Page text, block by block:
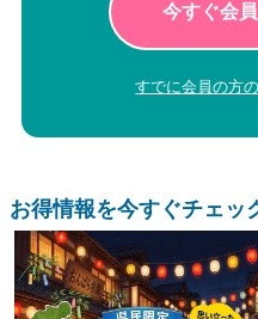
今すぐ会
すでに会員の方
お得情報を今すぐチェッ